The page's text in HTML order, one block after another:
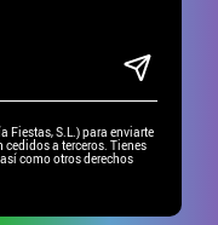
Fiestas, S.L.) para enviarte
a terceros. Tienes
como otros derechos